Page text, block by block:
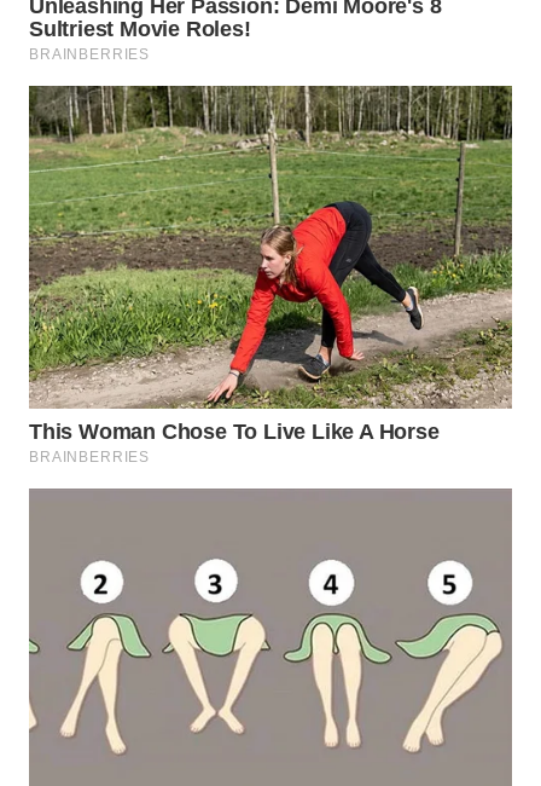
WN
LABUHANBATU
WN
TAPANULI
TENGAH
WN DELI
SERDANG
WN
TEBING
TINGGI
WN
PAKPAK
BEKASI
WN
BOGOR